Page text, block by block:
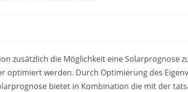
zusätzlich die Möglichkeit eine Solarprognose
optimiert werden. Durch Optimierung des
bietet in Kombination die mit der